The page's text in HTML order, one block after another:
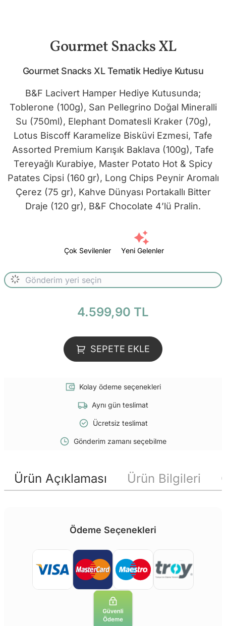
Gourmet Snacks XL
Gourmet Snacks XL Tematik Hediye Kutusu
B&F Lacivert Hamper Hediye Kutusunda;
Toblerone (100g), San Pellegrino Doğal Mineralli
Su (750ml), Elephant Domatesli Kraker (70g),
Lotus Biscoff Karamelize Bisküvi Ezmesi, Tafe
Assorted Premium Karışık Baklava (100g), Tafe
Tereyağlı Kurabiye, Master Potato Hot & Spicy
Patates Cipsi (160 gr), Long Chips Peynir Aromalı
Çerez (75 gr), Kahve Dünyası Portakallı Bitter
Draje (120 gr), B&F Chocolate 4’lü Pralin.
Çok Sevilenler Yeni Gelenler
4.599,90 TL
SEPETE EKLE
Kolay ödeme seçenekleri
Aynı gün teslimat
Ücretsiz teslimat
Gönderim zamanı seçebilme
Ürün Açıklaması Ürün Bilgileri
Ödeme Seçenekleri